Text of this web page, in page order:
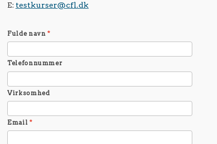
E: testkurser@cfl.dk
Fulde navn*
Telefonnummer
Virksomhed
Email *